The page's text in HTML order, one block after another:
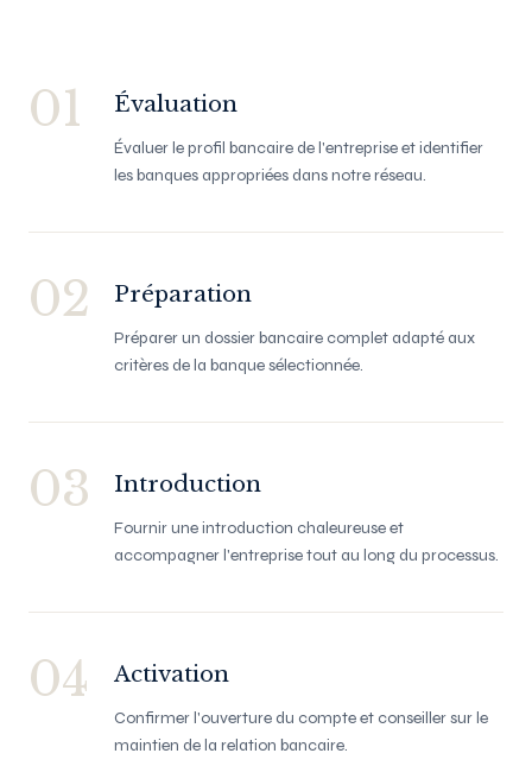
01 Évaluation
Évaluer le profil bancaire de l'entreprise et identifier
les banques appropriées dans notre réseau.
02 Préparation
Préparer un dossier bancaire complet adapté aux
critères de la banque sélectionnée.
03 Introduction
Fournir une introduction chaleureuse et
accompagner l'entreprise tout au long du processus.
04 Activation
Confirmer l'ouverture du compte et conseiller sur le
maintien de la relation bancaire.